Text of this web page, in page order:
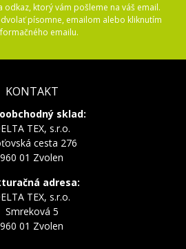
odkaz, ktorý vám pošleme na váš email.
písomne, emailom alebo kliknutím
emailu.
KONTAKT
sklad:
TEX, s.r.o.
cesta 276
960 01 Zvolen
adresa:
TEX, s.r.o.
Smreková 5
960 01 Zvolen